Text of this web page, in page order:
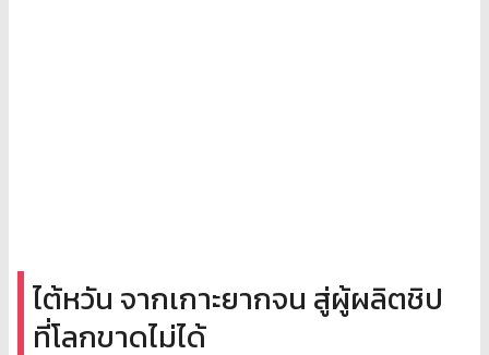
ไต้หวัน จากเกาะยากจน สู่ผู้ผลิตชิป
ที่โลกขาดไม่ได้